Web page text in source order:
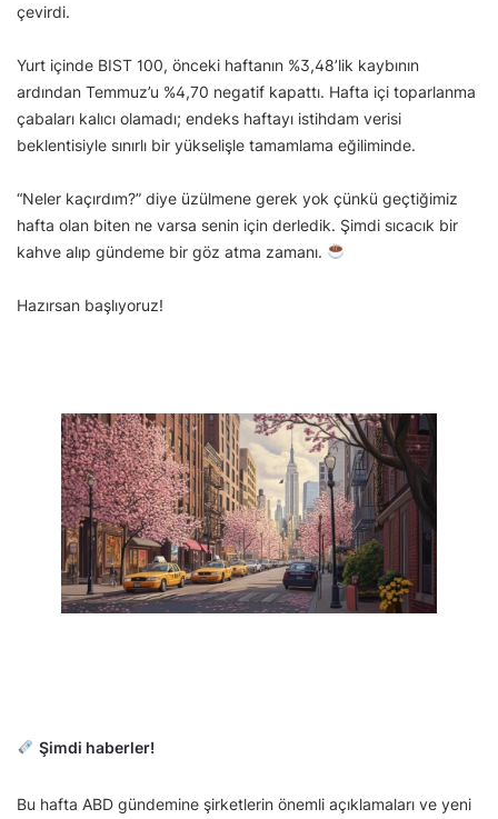
çevirdi.
Yurt içinde BIST 100, önceki haftanın %3,48’lik kaybının
ardından Temmuz’u %4,70 negatif kapattı. Hafta içi toparlanma
çabaları kalıcı olamadı; endeks haftayı istihdam verisi
beklentisiyle sınırlı bir yükselişle tamamlama eğiliminde.
“Neler kaçırdım?” diye üzülmene gerek yok çünkü geçtiğimiz
hafta olan biten ne varsa senin için derledik. Şimdi sıcacık bir
kahve alıp gündeme bir göz atma zamanı.
Hazırsan başlıyoruz!
Şimdi haberler!
Bu hafta ABD gündemine şirketlerin önemli açıklamaları ve yeni